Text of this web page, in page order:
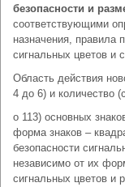
безопасности и
соответствующими
назначения, правила
сигнальных цветов и
Область действия
4 до 6) и количество
о 113) основных
форма знаков –
безопасности
независимо от их
сигнальных цветов и